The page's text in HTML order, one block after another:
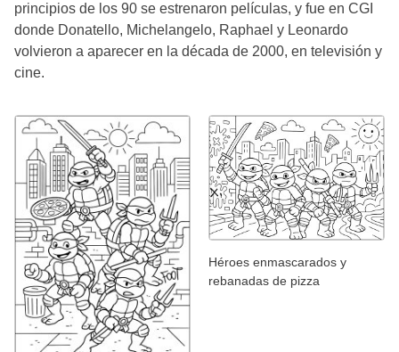
principios de los 90 se estrenaron películas, y fue en CGI
donde Donatello, Michelangelo, Raphael y Leonardo
volvieron a aparecer en la década de 2000, en televisión y
cine.
Héroes enmascarados y
rebanadas de pizza